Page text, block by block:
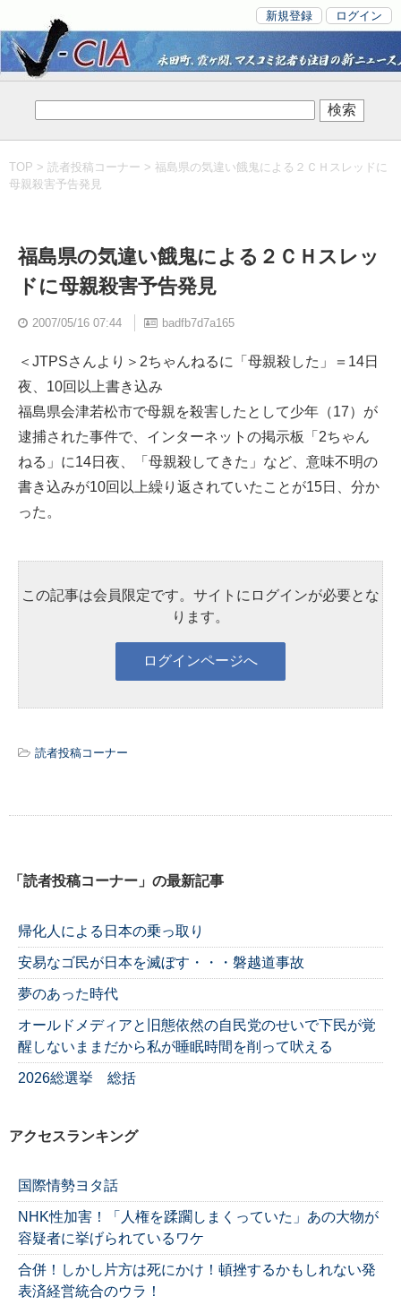
新規登録 ログイン
TOP > 読者投稿コーナー > 福島県の気違い餓鬼による２ＣＨスレッドに
母親殺害予告発見
福島県の気違い餓鬼による２ＣＨスレッ
ドに母親殺害予告発見
2007/05/16 07:44 badfb7d7a165
＜JTPSさんより＞2ちゃんねるに「母親殺した」＝14日
夜、10回以上書き込み
福島県会津若松市で母親を殺害したとして少年（17）が
逮捕された事件で、インターネットの掲示板「2ちゃん
ねる」に14日夜、「母親殺してきた」など、意味不明の
書き込みが10回以上繰り返されていたことが15日、分か
った。
この記事は会員限定です。サイトにログインが必要とな
ります。
読者投稿コーナー
「読者投稿コーナー」の最新記事
帰化人による日本の乗っ取り
安易なゴ民が日本を滅ぼす・・・磐越道事故
夢のあった時代
オールドメディアと旧態依然の自民党のせいで下民が覚
醒しないままだから私が睡眠時間を削って吠える
2026総選挙 総括
アクセスランキング
国際情勢ヨタ話
NHK性加害！「人権を蹂躙しまくっていた」あの大物が
容疑者に挙げられているワケ
合併！しかし片方は死にかけ！頓挫するかもしれない発
表済経営統合のウラ！